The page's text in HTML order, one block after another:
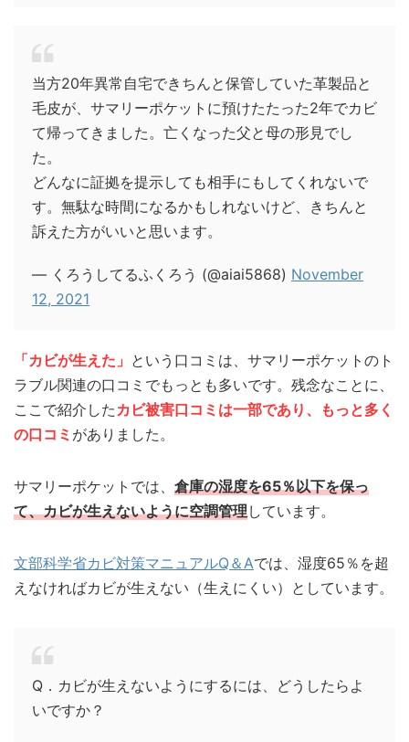
当方20年異常自宅できちんと保管していた革製品と
毛皮が、サマリーポケットに預けたたった2年でカビ
て帰ってきました。亡くなった父と母の形見でし
た。
どんなに証拠を提示しても相手にもしてくれないで
す。無駄な時間になるかもしれないけど、きちんと
訴えた方がいいと思います。
— くろうしてるふくろう (@aiai5868) November
12, 2021
「カビが生えた」 という口コミは、サマリーポケットのト
ラブル関連の口コミでもっとも多いです。残念なことに、
ここで紹介した カビ被害口コミは一部であり、もっと多く
の口コミ がありました。
サマリーポケットでは、 倉庫の湿度を65％以下を保っ
て、カビが生えないように空調管理しています。
文部科学省カビ対策マニュアルQ＆Aでは、湿度65％を超
えなければカビが生えない（生えにくい）としています。
Q．カビが生えないようにするには、どうしたらよ
いですか？